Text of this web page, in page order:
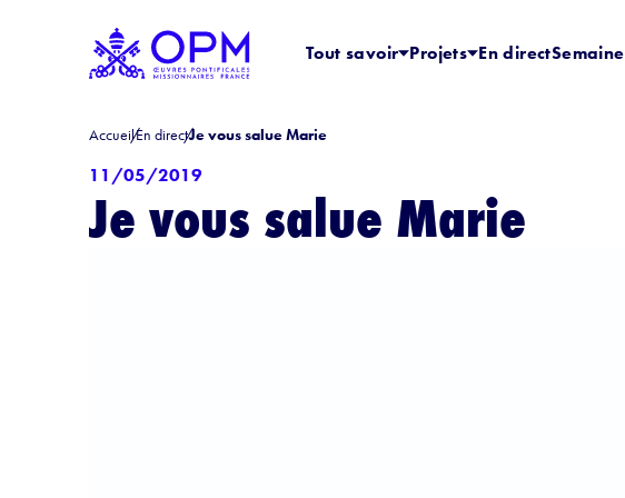
Tout savoir Projets En direct
AccueilEn directJe vous salue Marie
11/05/2019
Je vous salue Marie